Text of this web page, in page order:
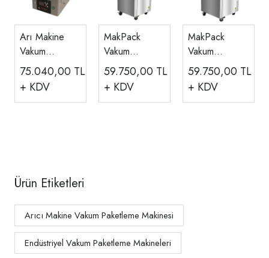
Arı Makine
Vakum
Paketleme
Makinesi,
CLIO PACK
75.040,00 TL
+ KDV
MakPack
Vakum
Makinesi,
Yapıştırma
Uzunluğu 440
59.750,00 TL
+ KDV
MakPack
Vakum
Makinesi,
Yapıştırma
Uzunluğu
59.750,00 TL
+ KDV
Ürün Etiketleri
Arıcı Makine Vakum Paketleme Makinesi
Endüstriyel Vakum Paketleme Makineleri